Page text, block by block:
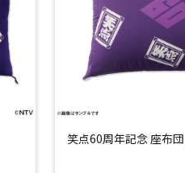
笑点60周年記念 座布